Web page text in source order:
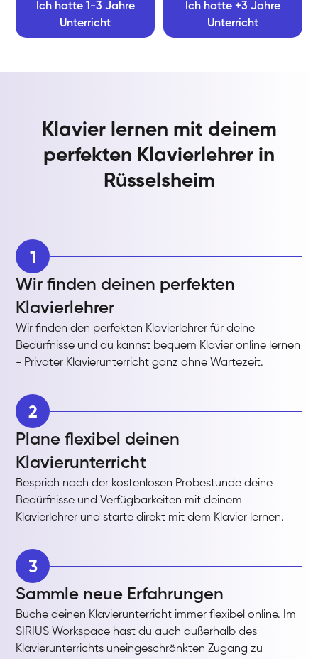
Ich hatte 1-3 Jahre
Unterricht
Ich hatte +3 Jahre
Unterricht
Klavier lernen mit deinem
perfekten Klavierlehrer in
Rüsselsheim
1
Wir finden deinen perfekten
Klavierlehrer
Wir finden den perfekten Klavierlehrer für deine
Bedürfnisse und du kannst bequem Klavier online lernen
- Privater Klavierunterricht ganz ohne Wartezeit.
2
Plane flexibel deinen
Klavierunterricht
Besprich nach der kostenlosen Probestunde deine
Bedürfnisse und Verfügbarkeiten mit deinem
Klavierlehrer und starte direkt mit dem Klavier lernen.
3
Sammle neue Erfahrungen
Buche deinen Klavierunterricht immer flexibel online. Im
SIRIUS Workspace hast du auch außerhalb des
Klavierunterrichts uneingeschränkten Zugang zu